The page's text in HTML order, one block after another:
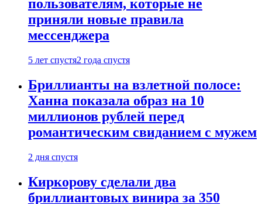
пользователям, которые не
приняли новые правила
мессенджера
5 лет спустя2 года спустя
Бриллианты на взлетной полосе:
Ханна показала образ на 10
миллионов рублей перед
романтическим свиданием с мужем
2 дня спустя
Киркорову сделали два
бриллиантовых винира за 350